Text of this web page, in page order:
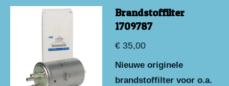
Brandstoffilter
1709787
€ 35,00
Nieuwe originele
brandstoffilter voor o.a.